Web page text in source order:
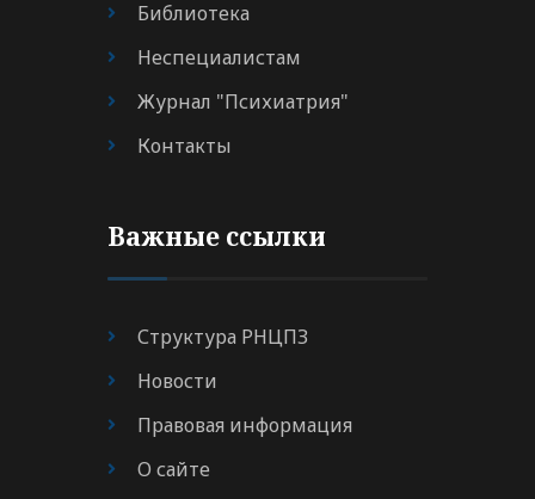
Библиотека
Неспециалистам
Журнал "Психиатрия"
Контакты
Важные ссылки
Структура РНЦПЗ
Новости
Правовая информация
О сайте